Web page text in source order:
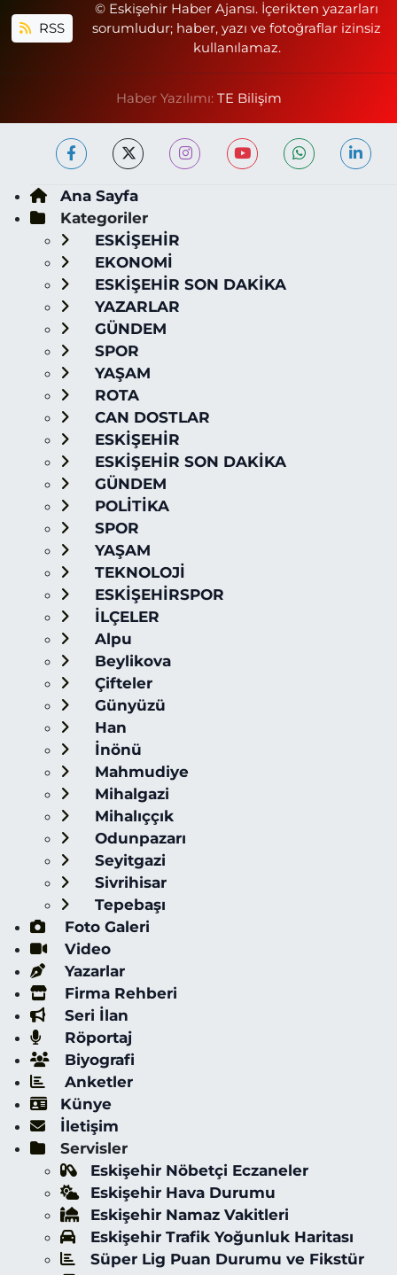
RSS
© Eskişehir Haber Ajansı. İçerikten yazarları
sorumludur; haber, yazı ve fotoğraflar izinsiz
kullanılamaz.
Haber Yazılımı: TE Bilişim
Ana Sayfa
Kategoriler
ESKİŞEHİR
EKONOMİ
ESKİŞEHİR SON DAKİKA
YAZARLAR
GÜNDEM
SPOR
YAŞAM
ROTA
CAN DOSTLAR
ESKİŞEHİR
ESKİŞEHİR SON DAKİKA
GÜNDEM
POLİTİKA
SPOR
YAŞAM
TEKNOLOJİ
ESKİŞEHİRSPOR
İLÇELER
Alpu
Beylikova
Çifteler
Günyüzü
Han
İnönü
Mahmudiye
Mihalgazi
Mihalıççık
Odunpazarı
Seyitgazi
Sivrihisar
Tepebaşı
Foto Galeri
Video
Yazarlar
Firma Rehberi
Seri İlan
Röportaj
Biyografi
Anketler
Künye
İletişim
Servisler
Eskişehir Nöbetçi Eczaneler
Eskişehir Hava Durumu
Eskişehir Namaz Vakitleri
Eskişehir Trafik Yoğunluk Haritası
Süper Lig Puan Durumu ve Fikstür